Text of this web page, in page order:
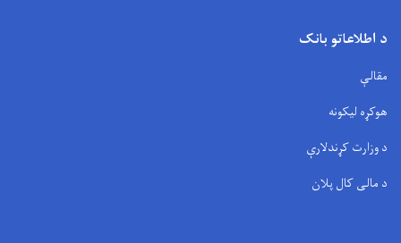
د اطلاعاتو بانک
مقالې
هوکړه لیکونه
د وزارت کړندلارې
د مالی کال پلان